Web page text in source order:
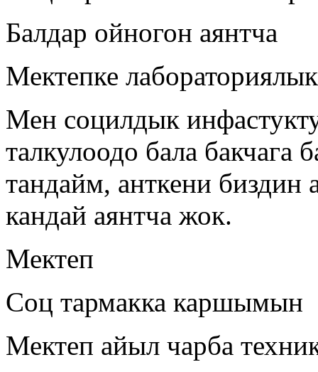
Балдар ойногон аянтча
Мектепке
Мен социлдык
талкулоодо бала бакчага
тандайм, анткени биздин
кандай аянтча жок.
Мектеп
Соц тармакка каршымын
Мектеп айыл чарба